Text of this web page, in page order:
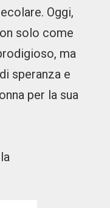
Oggi,
solo come
ma
speranza e
per la sua